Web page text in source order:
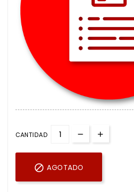
CANTIDAD
 AGOTADO